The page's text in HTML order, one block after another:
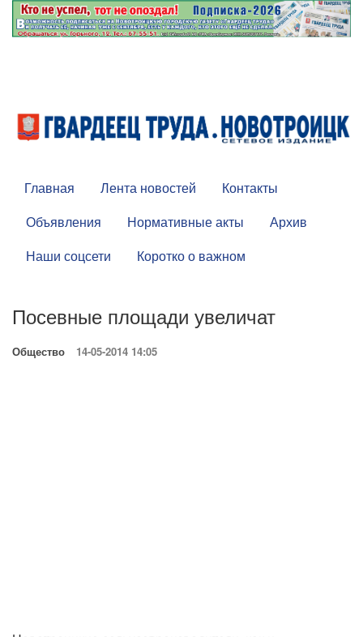
Главная Лента новостей
Контакты
Объявления
Нормативные акты
Архив
Наши соцсети
Коротко о важном
Посевные площади увеличат
Общество 14-05-2014 14:05